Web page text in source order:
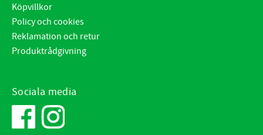
Köpvillkor
Policy och cookies
Reklamation och retur
Produktrådgivning
Sociala media